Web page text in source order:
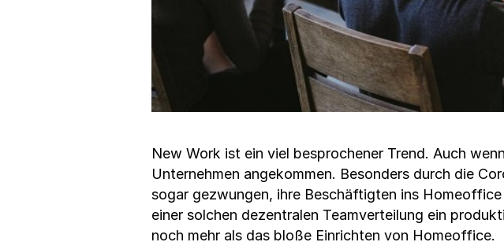
New Work ist ein viel besprochener Trend. Auch
Unternehmen angekommen. Besonders durch die
sogar gezwungen, ihre Beschäftigten ins
einer solchen dezentralen Teamverteilung ein
noch mehr als das bloße Einrichten von Homeoffice.